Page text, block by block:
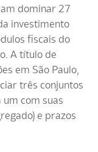
dominar 27
investimento
fiscais do
A título de
em São Paulo,
três conjuntos
um com suas
e prazos